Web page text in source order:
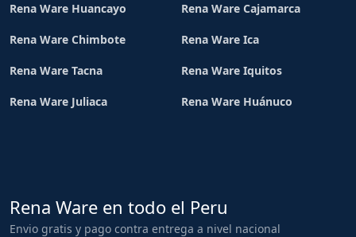
Rena Ware Huancayo Rena Ware Cajamarca
Rena Ware Chimbote Rena Ware Ica
Rena Ware Tacna Rena Ware Iquitos
Rena Ware Juliaca Rena Ware Huánuco
Rena Ware en todo el Peru
Envio gratis y pago contra entrega a nivel nacional